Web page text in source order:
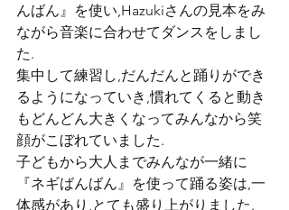
んばん』を使い,Hazukiさんの見本をみ
ながら音楽に合わせてダンスをしまし
た.
集中して練習し,だんだんと踊りができ
るようになっていき,慣れてくると動き
もどんどん大きくなってみんなから笑
顔がこぼれていました.
子どもから大人までみんなが一緒に
『ネギばんばん』を使って踊る姿は,一
体感があり,とても盛り上がりました.